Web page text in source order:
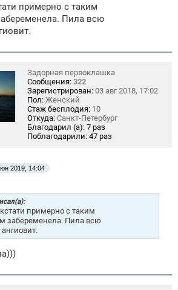
примерно с таким
Пила всю
Задорная первоклашка
Сообщения: 322
Зарегистрирован: 03 авг 2018, 17:02
Пол: Женский
Стаж бесплодия: 10
Откуда: Санкт-Петербург
Благодарил (а): 7 раз
Поблагодарили: 47 раз
2019, 14:04
примерно с таким
забеременела. Пила всю